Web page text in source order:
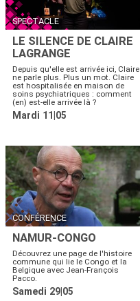
SPECTACLE
LE SILENCE DE CLAIRE
LAGRANGE
Depuis qu'elle est arrivée ici, Claire
ne parle plus. Plus un mot. Claire
est hospitalisée en maison de
soins psychiatriques : comment
(en) est-elle arrivée là ?
Mardi 11|05
CONFÉRENCE
NAMUR-CONGO
Découvrez une page de l'histoire
commune qui lie le Congo et la
Belgique avec Jean-François
Pacco.
Samedi 29|05